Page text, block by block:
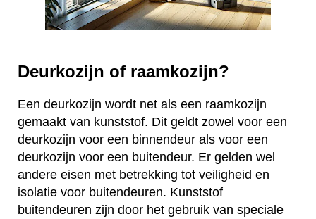
Deurkozijn of raamkozijn?
Een deurkozijn wordt net als een raamkozijn
gemaakt van kunststof. Dit geldt zowel voor een
deurkozijn voor een binnendeur als voor een
deurkozijn voor een buitendeur. Er gelden wel
andere eisen met betrekking tot veiligheid en
isolatie voor buitendeuren. Kunststof
buitendeuren zijn door het gebruik van speciale